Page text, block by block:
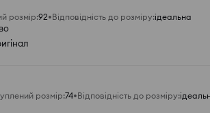
розмір:92 Відповідність до розміру:ідеальна
розмір:74 Відповідність до розміру: